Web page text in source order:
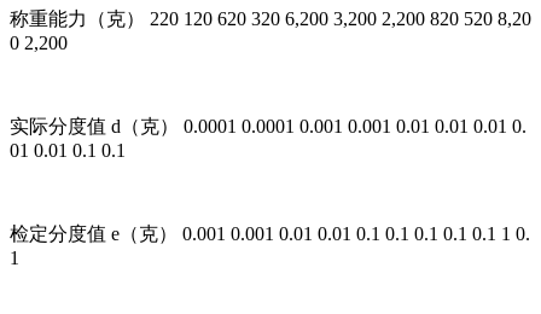
称重能力（克） 220 120 620 320 6,200 3,200 2,200 820 520 8,20
0 2,200
实际分度值 d（克） 0.0001 0.0001 0.001 0.001 0.01 0.01 0.01 0.
01 0.01 0.1 0.1
检定分度值 e（克） 0.001 0.001 0.01 0.01 0.1 0.1 0.1 0.1 0.1 1 0.
1